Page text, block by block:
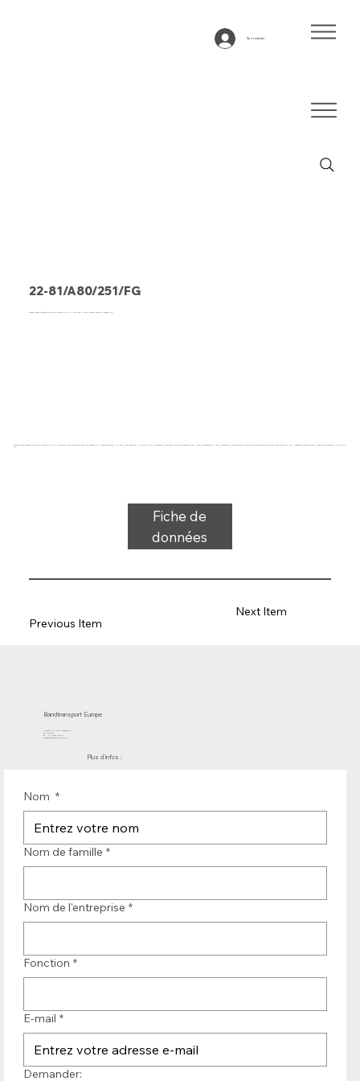
Se connecter
22-81/A80/251/FG
Bande transporteuse type 22-81/A80/251/FG PVC, bleu clair, tissu 2 couches stable en largeur (R)
Bande transporteuse type 22-81/A80/251/FG PVC, bleu clair, tissu bicouche à stabilité latérale (R), face supérieure : 0,7 mm, face inférieure : 0,6 mm + profil en diamant, épaisseur 3,25 mm, dureté 80° ShA, force-allongement 10 N/mm, diamètre du rouleau 40 mm, support de rouleau et de glissière, approuvé FDA/UE, revêtement antistatique, plage de température -15 °C à 90
°C
Fiche de
données
Previous Item
Next Item
Bandtransport Europe
Molenwerf 12 | DB Uitgeest 1911
les Pays-Bas
Tél. : +31 (0)251 319 119
info@bandtransporteurope.nl
Plus d'infos :
Nom *
Nom de famille *
Nom de l'entreprise *
Fonction *
E-mail *
Demander: